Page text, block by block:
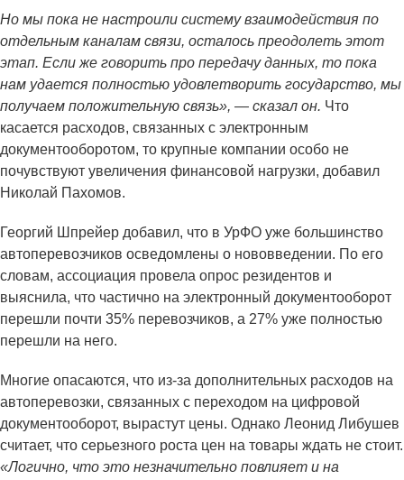
Но мы пока не настроили систему взаимодействия по
отдельным каналам связи, осталось преодолеть этот
этап. Если же говорить про передачу данных, то пока
нам удается полностью удовлетворить государство, мы
получаем положительную связь», — сказал он. Что
касается расходов, связанных с электронным
документооборотом, то крупные компании особо не
почувствуют увеличения финансовой нагрузки, добавил
Николай Пахомов.
Георгий Шпрейер добавил, что в УрФО уже большинство
автоперевозчиков осведомлены о нововведении. По его
словам, ассоциация провела опрос резидентов и
выяснила, что частично на электронный документооборот
перешли почти 35% перевозчиков, а 27% уже полностью
перешли на него.
Многие опасаются, что из-за дополнительных расходов на
автоперевозки, связанных с переходом на цифровой
документооборот, вырастут цены. Однако Леонид Либушев
считает, что серьезного роста цен на товары ждать не стоит.
«Логично, что это незначительно повлияет и на